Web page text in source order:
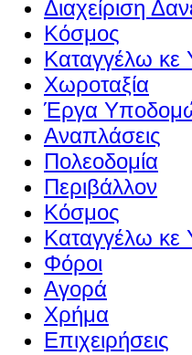
Διαχείριση
Κόσμος
Καταγγέλω κε
Χωροταξία
Έργα
Αναπλάσεις
Πολεοδομία
Περιβάλλον
Κόσμος
Καταγγέλω κε
Φόροι
Αγορά
Χρήμα
Επιχειρήσεις